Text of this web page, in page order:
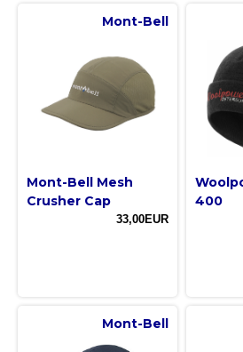
Mont-Bell
Mont-Bell Mesh
Crusher Cap
33,00EUR
400
Mont-Bell